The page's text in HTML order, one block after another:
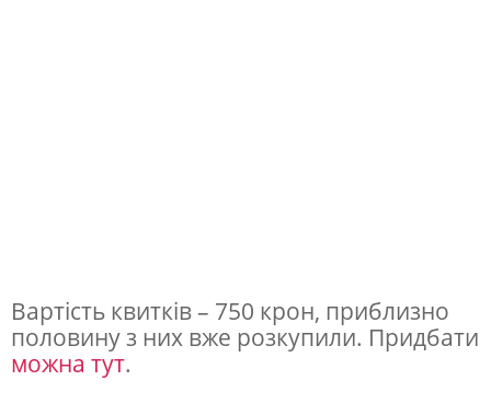
о
г
Вартість квитків – 750 крон, приблизно
половину з них вже розкупили. Придбати
можна тут.